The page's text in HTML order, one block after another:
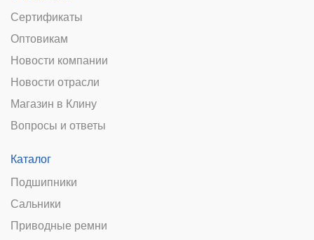
Сертификаты
Оптовикам
Новости компании
Новости отрасли
Магазин в Клину
Вопросы и ответы
Каталог
Подшипники
Сальники
Приводные ремни